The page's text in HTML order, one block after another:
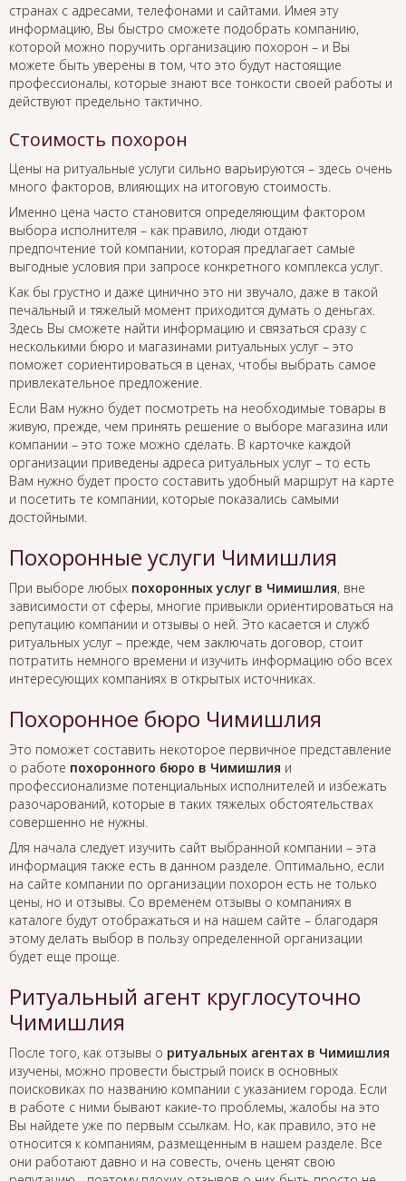
странах с адресами, телефонами и сайтами. Имея эту
информацию, Вы быстро сможете подобрать компанию,
которой можно поручить организацию похорон – и Вы
можете быть уверены в том, что это будут настоящие
профессионалы, которые знают все тонкости своей работы и
действуют предельно тактично.
Стоимость похорон
Цены на ритуальные услуги сильно варьируются – здесь очень
много факторов, влияющих на итоговую стоимость.
Именно цена часто становится определяющим фактором
выбора исполнителя – как правило, люди отдают
предпочтение той компании, которая предлагает самые
выгодные условия при запросе конкретного комплекса услуг.
Как бы грустно и даже цинично это ни звучало, даже в такой
печальный и тяжелый момент приходится думать о деньгах.
Здесь Вы сможете найти информацию и связаться сразу с
несколькими бюро и магазинами ритуальных услуг – это
поможет сориентироваться в ценах, чтобы выбрать самое
привлекательное предложение.
Если Вам нужно будет посмотреть на необходимые товары в
живую, прежде, чем принять решение о выборе магазина или
компании – это тоже можно сделать. В карточке каждой
организации приведены адреса ритуальных услуг – то есть
Вам нужно будет просто составить удобный маршрут на карте
и посетить те компании, которые показались самыми
достойными.
Похоронные услуги Чимишлия
При выборе любых похоронных услуг в Чимишлия, вне
зависимости от сферы, многие привыкли ориентироваться на
репутацию компании и отзывы о ней. Это касается и служб
ритуальных услуг – прежде, чем заключать договор, стоит
потратить немного времени и изучить информацию обо всех
интересующих компаниях в открытых источниках.
Похоронное бюро Чимишлия
Это поможет составить некоторое первичное представление
о работе похоронного бюро в Чимишлия и
профессионализме потенциальных исполнителей и избежать
разочарований, которые в таких тяжелых обстоятельствах
совершенно не нужны.
Для начала следует изучить сайт выбранной компании – эта
информация также есть в данном разделе. Оптимально, если
на сайте компании по организации похорон есть не только
цены, но и отзывы. Со временем отзывы о компаниях в
каталоге будут отображаться и на нашем сайте – благодаря
этому делать выбор в пользу определенной организации
будет еще проще.
Ритуальный агент круглосуточно
Чимишлия
После того, как отзывы о ритуальных агентах в Чимишлия
изучены, можно провести быстрый поиск в основных
поисковиках по названию компании с указанием города. Если
в работе с ними бывают какие-то проблемы, жалобы на это
Вы найдете уже по первым ссылкам. Но, как правило, это не
относится к компаниям, размещенным в нашем разделе. Все
они работают давно и на совесть, очень ценят свою